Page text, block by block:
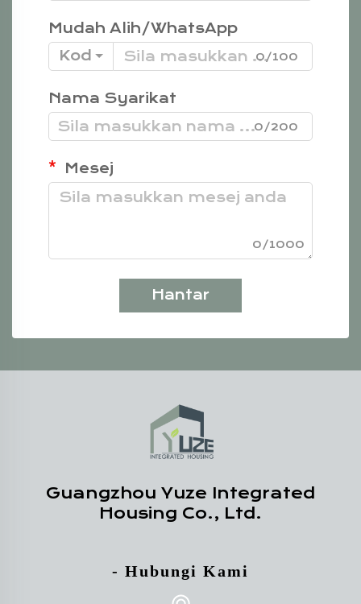
Mudah Alih/WhatsApp
Kod
0/100
Nama Syarikat
0/200
Mesej
0/1000
Hantar
Guangzhou Yuze Integrated
Housing Co., Ltd.
- Hubungi Kami